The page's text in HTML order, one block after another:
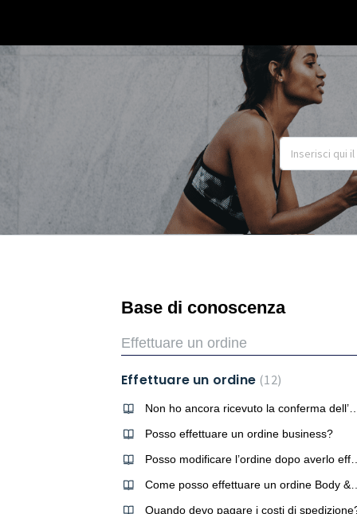
Base di conoscenza
Effettuare un ordine
Effettuare un ordine 12
Posso effettuare un ordine business?
Quando devo pagare i costi di